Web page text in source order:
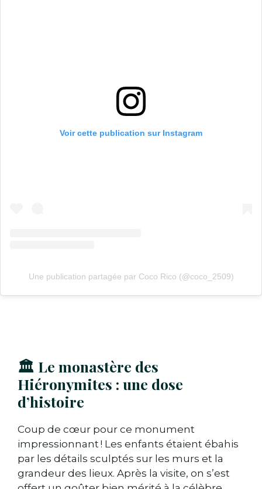
Voir cette publication sur Instagram
Une publication partagée par Coco Rico (@coco_2509)
🏛️ Le monastère des
Hiéronymites : une dose
d’histoire
Coup de cœur pour ce monument
impressionnant ! Les enfants étaient ébahis
par les détails sculptés sur les murs et la
grandeur des lieux. Après la visite, on s’est